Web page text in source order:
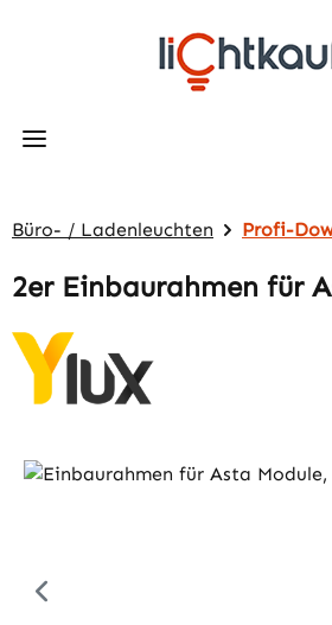
Zum Hauptinhalt springen
Büro- / Ladenleuchten Profi-
2er Einbaurahmen für
Bildergalerie überspringen